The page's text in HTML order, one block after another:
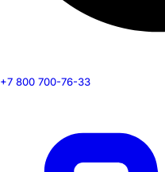
+7 800 700-76-33